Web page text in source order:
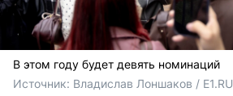
В этом году будет девять номинаций
Источник: Владислав Лоншаков / E1.RU